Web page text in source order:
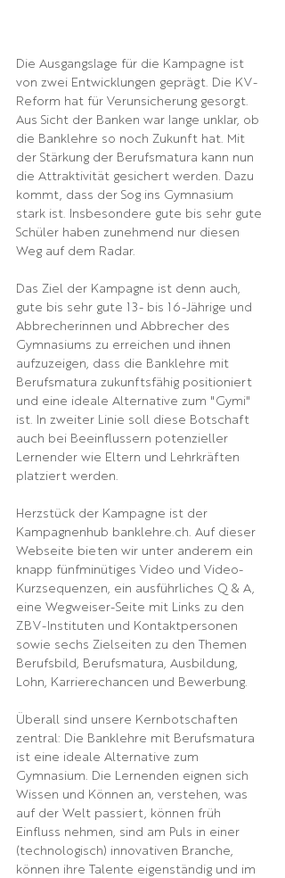
Die Ausgangslage für die Kampagne ist
von zwei Entwicklungen geprägt. Die KV-
Reform hat für Verunsicherung gesorgt.
Aus Sicht der Banken war lange unklar, ob
die Banklehre so noch Zukunft hat. Mit
der Stärkung der Berufsmatura kann nun
die Attraktivität gesichert werden. Dazu
kommt, dass der Sog ins Gymnasium
stark ist. Insbesondere gute bis sehr gute
Schüler haben zunehmend nur diesen
Weg auf dem Radar.
Das Ziel der Kampagne ist denn auch,
gute bis sehr gute 13- bis 16-Jährige und
Abbrecherinnen und Abbrecher des
Gymnasiums zu erreichen und ihnen
aufzuzeigen, dass die Banklehre mit
Berufsmatura zukunftsfähig positioniert
und eine ideale Alternative zum "Gymi"
ist. In zweiter Linie soll diese Botschaft
auch bei Beeinflussern potenzieller
Lernender wie Eltern und Lehrkräften
platziert werden.
Herzstück der Kampagne ist der
Kampagnenhub banklehre.ch. Auf dieser
Webseite bieten wir unter anderem ein
knapp fünfminütiges Video und Video-
Kurzsequenzen, ein ausführliches Q & A,
eine Wegweiser-Seite mit Links zu den
ZBV-Instituten und Kontaktpersonen
sowie sechs Zielseiten zu den Themen
Berufsbild, Berufsmatura, Ausbildung,
Lohn, Karrierechancen und Bewerbung.
Überall sind unsere Kernbotschaften
zentral: Die Banklehre mit Berufsmatura
ist eine ideale Alternative zum
Gymnasium. Die Lernenden eignen sich
Wissen und Können an, verstehen, was
auf der Welt passiert, können früh
Einfluss nehmen, sind am Puls in einer
(technologisch) innovativen Branche,
können ihre Talente eigenständig und im